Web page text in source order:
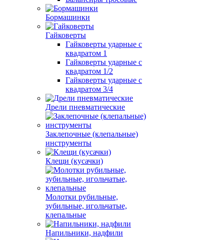
Бормашинки
Гайковерты
Гайковерты ударные с
квадратом 1
Гайковерты ударные с
квадратом 1/2
Гайковерты ударные с
квадратом 3/4
Дрели пневматические
Заклепочные (клепальные)
инструменты
Клещи (кусачки)
Молотки рубильные,
зубильные, игольчатые,
клепальные
Напильники, надфили